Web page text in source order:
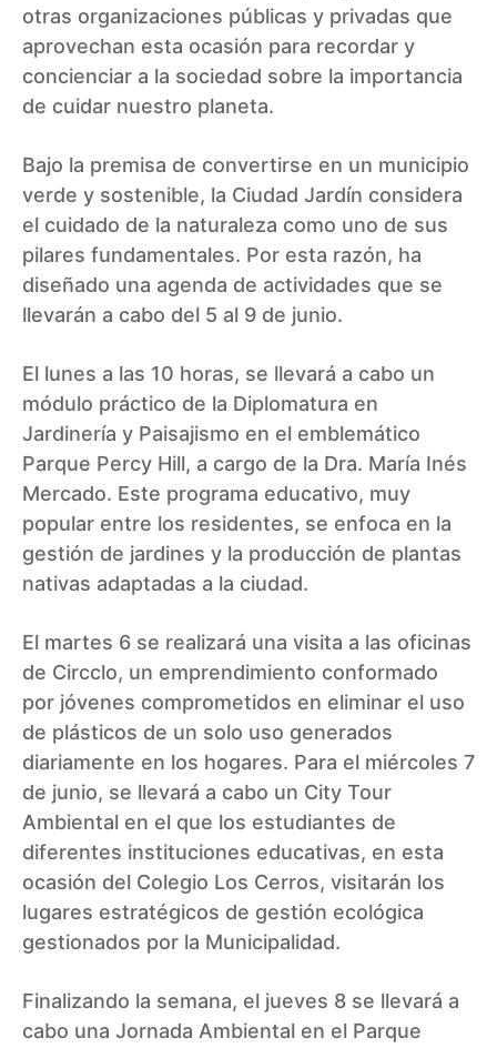
otras organizaciones públicas y privadas que
aprovechan esta ocasión para recordar y
concienciar a la sociedad sobre la importancia
de cuidar nuestro planeta.
Bajo la premisa de convertirse en un municipio
verde y sostenible, la Ciudad Jardín considera
el cuidado de la naturaleza como uno de sus
pilares fundamentales. Por esta razón, ha
diseñado una agenda de actividades que se
llevarán a cabo del 5 al 9 de junio.
El lunes a las 10 horas, se llevará a cabo un
módulo práctico de la Diplomatura en
Jardinería y Paisajismo en el emblemático
Parque Percy Hill, a cargo de la Dra. María Inés
Mercado. Este programa educativo, muy
popular entre los residentes, se enfoca en la
gestión de jardines y la producción de plantas
nativas adaptadas a la ciudad.
El martes 6 se realizará una visita a las oficinas
de Circclo, un emprendimiento conformado
por jóvenes comprometidos en eliminar el uso
de plásticos de un solo uso generados
diariamente en los hogares. Para el miércoles 7
de junio, se llevará a cabo un City Tour
Ambiental en el que los estudiantes de
diferentes instituciones educativas, en esta
ocasión del Colegio Los Cerros, visitarán los
lugares estratégicos de gestión ecológica
gestionados por la Municipalidad.
Finalizando la semana, el jueves 8 se llevará a
cabo una Jornada Ambiental en el Parque